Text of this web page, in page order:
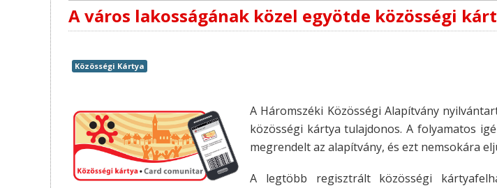
A város lakosságának közel egyötde közösségi
Közösségi Kártya
A Háromszéki Közösségi Alapítvány
közösségi kártya tulajdonos. A folyamatos
megrendelt az alapítvány, és ezt nemsokára
A legtöbb regisztrált közösségi